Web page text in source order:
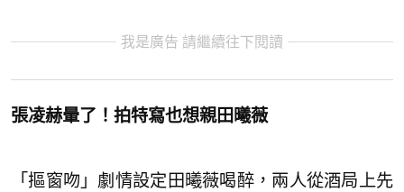
我是廣告 請繼續往下閱讀
張凌赫暈了！拍特寫也想親田曦薇
「摳窗吻」劇情設定田曦薇喝醉，兩人從酒局上先